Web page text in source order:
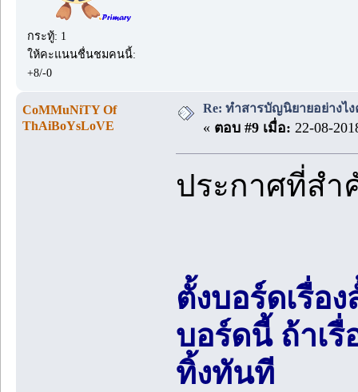
กระทู้: 1
ให้คะแนนชื่นชมคนนี้:
+8/-0
CoMMuNiTY Of
ThAiBoYsLoVE
Re: ทำสารบัญนิยายอย่างไ
« ตอบ #9 เมื่อ: 22-08-
ประกาศที่ส
ตั้งบอร์ดเรื่อ
บอร์ดนี้ ถ้าเ
ทิ้งทันที